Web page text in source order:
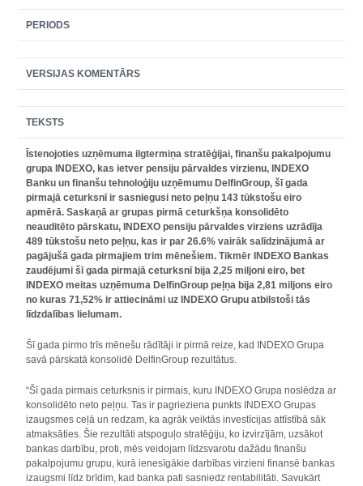
PERIODS
VERSIJAS KOMENTĀRS
TEKSTS
Īstenojoties uzņēmuma ilgtermiņa stratēģijai, finanšu pakalpojumu
grupa INDEXO, kas ietver pensiju pārvaldes virzienu, INDEXO
Banku un finanšu tehnoloģiju uzņēmumu DelfinGroup, šī gada
pirmajā ceturksnī ir sasniegusi neto peļņu 143 tūkstošu eiro
apmērā. Saskaņā ar grupas pirmā ceturkšņa konsolidēto
neauditēto pārskatu, INDEXO pensiju pārvaldes virziens uzrādīja
489 tūkstošu neto peļņu, kas ir par 26.6% vairāk salīdzinājumā ar
pagājušā gada pirmajiem trim mēnešiem. Tikmēr INDEXO Bankas
zaudējumi šī gada pirmajā ceturksnī bija 2,25 miljoni eiro, bet
INDEXO meitas uzņēmuma DelfinGroup peļņa bija 2,81 miljons eiro
no kuras 71,52% ir attiecināmi uz INDEXO Grupu atbilstoši tās
līdzdalības lielumam.
Šī gada pirmo trīs mēnešu rādītāji ir pirmā reize, kad INDEXO Grupa
savā pārskatā konsolidē DelfinGroup rezultātus.
“Šī gada pirmais ceturksnis ir pirmais, kuru INDEXO Grupa noslēdza ar
konsolidēto neto peļņu. Tas ir pagrieziena punkts INDEXO Grupas
izaugsmes ceļā un redzam, ka agrāk veiktās investīcijas attīstībā sāk
atmaksāties. Šie rezultāti atspoguļo stratēģiju, ko izvirzījām, uzsākot
bankas darbību, proti, mēs veidojam līdzsvarotu dažādu finanšu
pakalpojumu grupu, kurā ienesīgākie darbības virzieni finansē bankas
izaugsmi līdz brīdim, kad banka pati sasniedz rentabilitāti. Savukārt